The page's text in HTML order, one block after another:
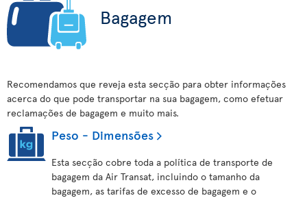
Bagagem
Recomendamos que reveja esta secção para obter informações
acerca do que pode transportar na sua bagagem, como efetuar
reclamações de bagagem e muito mais.
Peso - Dimensões
Esta secção cobre toda a política de transporte de
bagagem da Air Transat, incluindo o tamanho da
bagagem, as tarifas de excesso de bagagem e o